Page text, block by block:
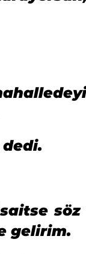
gelirim.